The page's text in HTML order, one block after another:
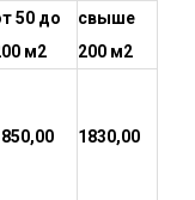
50 до
м2
свыше
200 м2
1830,00